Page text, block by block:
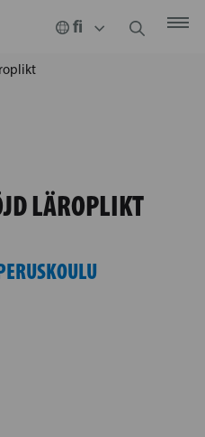
LÄROPLIKT